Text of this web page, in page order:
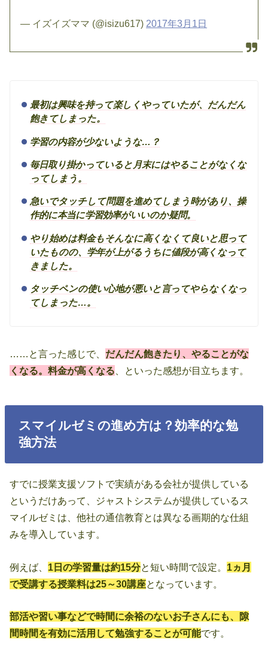
— イズイズママ (@isizu617) 2017年3月1日
最初は興味を持って楽しくやっていたが、だんだん
飽きてしまった。
学習の内容が少ないような…？
毎日取り掛かっていると月末にはやることがなくな
ってしまう。
急いでタッチして問題を進めてしまう時があり、操
作的に本当に学習効率がいいのか疑問。
やり始めは料金もそんなに高くなくて良いと思って
いたものの、学年が上がるうちに値段が高くなって
きました。
タッチペンの使い心地が悪いと言ってやらなくなっ
てしまった…。
……と言った感じで、 だんだん飽きたり、やることがな
くなる。料金が高くなる 、といった感想が目立ちます。
スマイルゼミの進め方は？効率的な勉
強方法
すでに授業支援ソフトで実績がある会社が提供している
というだけあって、ジャストシステムが提供しているス
マイルゼミは、他社の通信教育とは異なる画期的な仕組
みを導入しています。
例えば、 1日の学習量は約15分と短い時間で設定。 1ヵ月
で受講する授業料は25～30講座となっています。
部活や習い事などで時間に余裕のないお子さんにも、隙
間時間を有効に活用して勉強することが可能です。